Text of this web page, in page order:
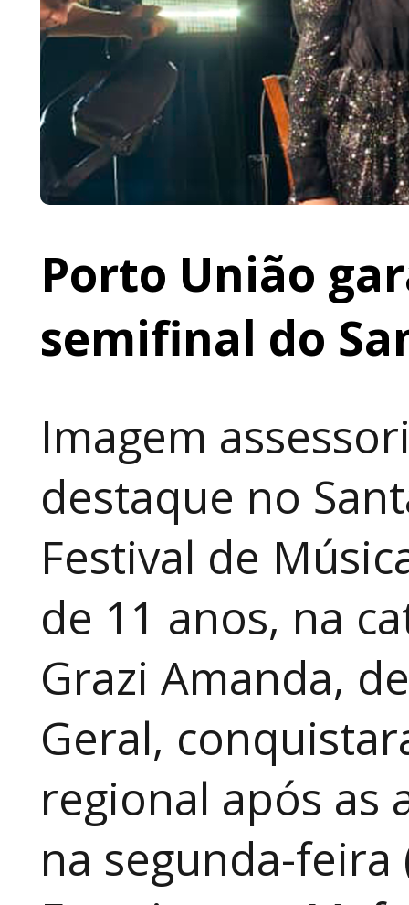
Porto União
semifinal do
Imagem
destaque no
Festival de
de 11 anos, na
Grazi Amanda,
Geral,
regional após as
na segunda-feira